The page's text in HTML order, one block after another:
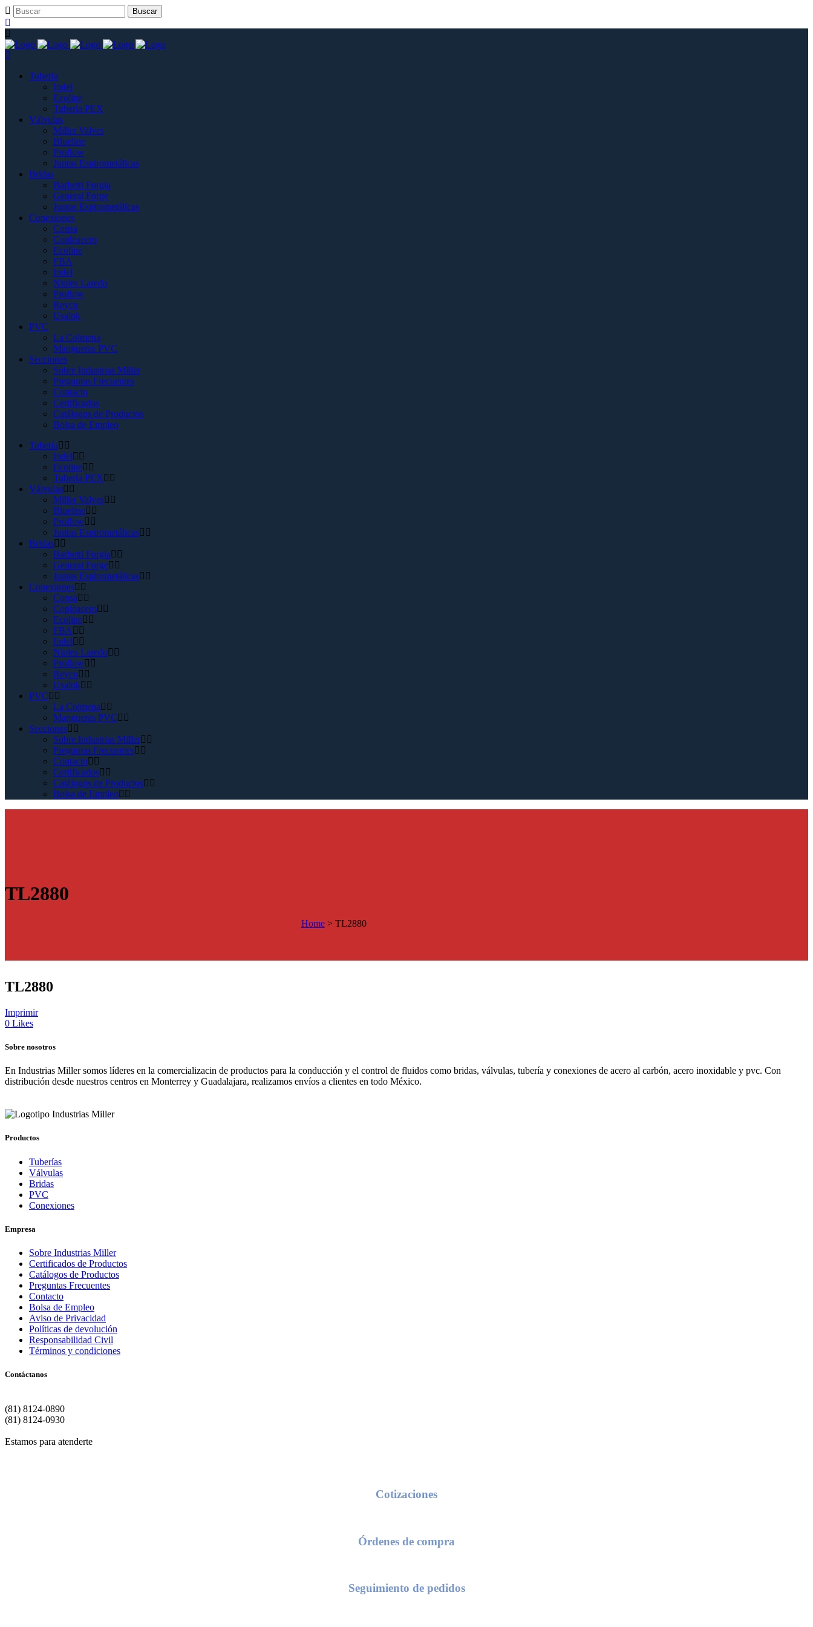
Tubería
Indel
Ecoline
Tubería PEX
Válvulas
Miller Valves
Blueline
Proflow
Juntas Espirometálicas
Bridas
Barbetti Forgia
General Forge
Juntas Espirometálicas
Conexiones
Consa
Copleacero
Ecoline
FBA
Indel
Niples Laredo
Proflow
Reyco
Usalok
PVC
La Colmena
Mangueras PVC
Secciones
Sobre Industrias Miller
Preguntas Frecuentes
Contacto
Certificados
Catálogos de Productos
Bolsa de Empleo
Tubería
Indel
Ecoline
Tubería PEX
Válvulas
Miller Valves
Blueline
Proflow
Juntas Espirometálicas
Bridas
Barbetti Forgia
General Forge
Juntas Espirometálicas
Conexiones
Consa
Copleacero
Ecoline
FBA
Indel
Niples Laredo
Proflow
Reyco
Usalok
PVC
La Colmena
Mangueras PVC
Secciones
Sobre Industrias Miller
Preguntas Frecuentes
Contacto
Certificados
Catálogos de Productos
Bolsa de Empleo
TL2880
Home> TL2880
TL2880
Imprimir
0 Likes
Sobre nosotros
En Industrias Miller somos líderes en la comercializacin de productos para la conducción y el control de fluidos como bridas, válvulas, tubería y conexiones de acero al carbón, acero inoxidable y pvc. Con
distribución desde nuestros centros en Monterrey y Guadalajara, realizamos envíos a clientes en todo México.
Productos
Tuberías
Válvulas
Bridas
PVC
Conexiones
Empresa
Sobre Industrias Miller
Certificados de Productos
Catálogos de Productos
Preguntas Frecuentes
Contacto
Bolsa de Empleo
Aviso de Privacidad
Políticas de devolución
Responsabilidad Civil
Términos y condiciones
Contáctanos
(81) 8124-0890
(81) 8124-0930
Estamos para atenderte
Cotizaciones
Órdenes de compra
Seguimiento de pedidos